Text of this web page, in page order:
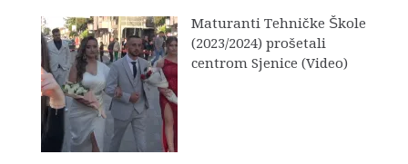
Maturanti Tehničke Škole
(2023/2024) prošetali
centrom Sjenice (Video)